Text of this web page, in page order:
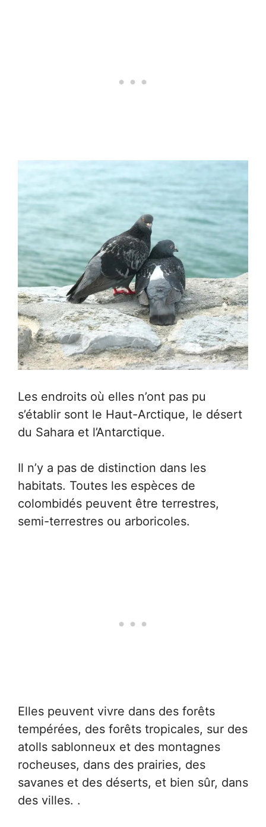
Les endroits où elles n’ont pas pu
s’établir sont le Haut-Arctique, le désert
du Sahara et l’Antarctique.
Il n’y a pas de distinction dans les
habitats. Toutes les espèces de
colombidés peuvent être terrestres,
semi-terrestres ou arboricoles.
Elles peuvent vivre dans des forêts
tempérées, des forêts tropicales, sur des
atolls sablonneux et des montagnes
rocheuses, dans des prairies, des
savanes et des déserts, et bien sûr, dans
des villes. .